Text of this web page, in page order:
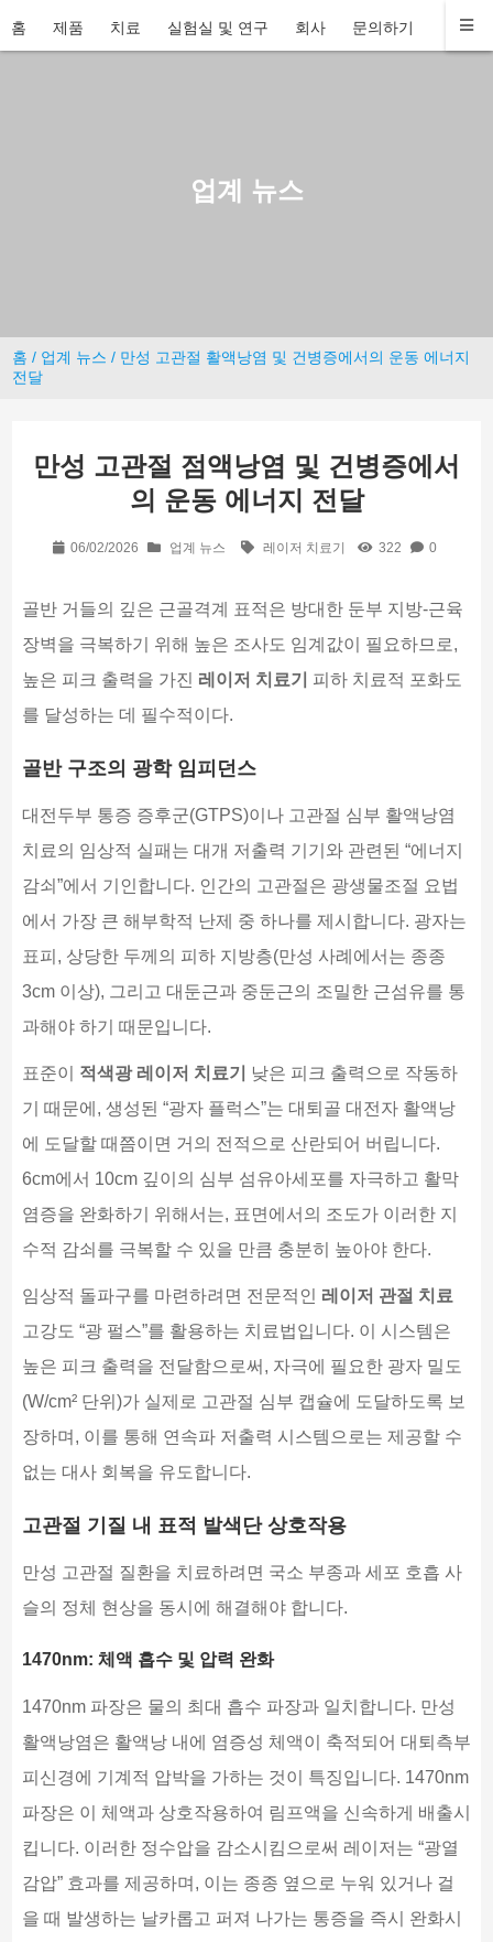
홈 제품 치료 실험실 및 연구 회사 문의하기
업계 뉴스
홈 / 업계 뉴스 / 만성 고관절 활액낭염 및 건병증에서의 운동 에너지
전달
만성 고관절 점액낭염 및 건병증에서
의 운동 에너지 전달
06/02/2026 업계 뉴스 레이저 치료기 322 0
골반 거들의 깊은 근골격계 표적은 방대한 둔부 지방-근육
장벽을 극복하기 위해 높은 조사도 임계값이 필요하므로,
높은 피크 출력을 가진 레이저 치료기
피하 치료적 포화도
를 달성하는 데 필수적이다.
골반 구조의 광학 임피던스
대전두부 통증 증후군(GTPS)이나 고관절 심부 활액낭염
치료의 임상적 실패는 대개 저출력 기기와 관련된 “에너지
감쇠”에서 기인합니다. 인간의 고관절은 광생물조절 요법
에서 가장 큰 해부학적 난제 중 하나를 제시합니다. 광자는
표피, 상당한 두께의 피하 지방층(만성 사례에서는 종종
3cm 이상), 그리고 대둔근과 중둔근의 조밀한 근섬유를 통
과해야 하기 때문입니다.
표준이 적색광 레이저 치료기
낮은 피크 출력으로 작동하
기 때문에, 생성된 “광자 플럭스”는 대퇴골 대전자 활액낭
에 도달할 때쯤이면 거의 전적으로 산란되어 버립니다.
6cm에서 10cm 깊이의 심부 섬유아세포를 자극하고 활막
염증을 완화하기 위해서는, 표면에서의 조도가 이러한 지
수적 감쇠를 극복할 수 있을 만큼 충분히 높아야 한다.
임상적 돌파구를 마련하려면 전문적인 레이저 관절 치료
고강도 “광 펄스”를 활용하는 치료법입니다. 이 시스템은
높은 피크 출력을 전달함으로써, 자극에 필요한 광자 밀도
(W/cm² 단위)가 실제로 고관절 심부 캡슐에 도달하도록 보
장하며, 이를 통해 연속파 저출력 시스템으로는 제공할 수
없는 대사 회복을 유도합니다.
고관절 기질 내 표적 발색단 상호작용
만성 고관절 질환을 치료하려면 국소 부종과 세포 호흡 사
슬의 정체 현상을 동시에 해결해야 합니다.
1470nm: 체액 흡수 및 압력 완화
1470nm 파장은 물의 최대 흡수 파장과 일치합니다. 만성
활액낭염은 활액낭 내에 염증성 체액이 축적되어 대퇴측부
피신경에 기계적 압박을 가하는 것이 특징입니다. 1470nm
파장은 이 체액과 상호작용하여 림프액을 신속하게 배출시
킵니다. 이러한 정수압을 감소시킴으로써 레이저는 “광열
감압” 효과를 제공하며, 이는 종종 옆으로 누워 있거나 걸
을 때 발생하는 날카롭고 퍼져 나가는 통증을 즉시 완화시